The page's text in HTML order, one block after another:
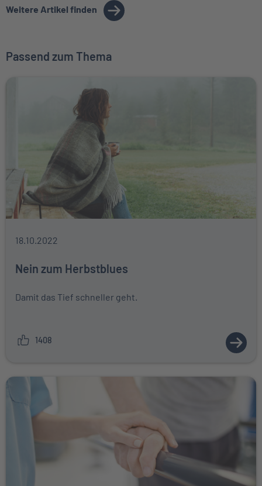
Weitere Artikel finden
Passend zum Thema
18.10.2022
Nein zum Herbstblues
Damit das Tief schneller geht.
1408
ZUM